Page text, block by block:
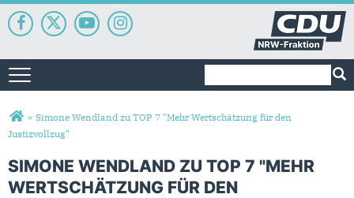
Toggle navigation
Sie sind hier
» Simone Wendland zu TOP 7 "Mehr Wertschätzung für den
Justizvollzug"
SIMONE WENDLAND ZU TOP 7 "MEHR
WERTSCHÄTZUNG FÜR DEN